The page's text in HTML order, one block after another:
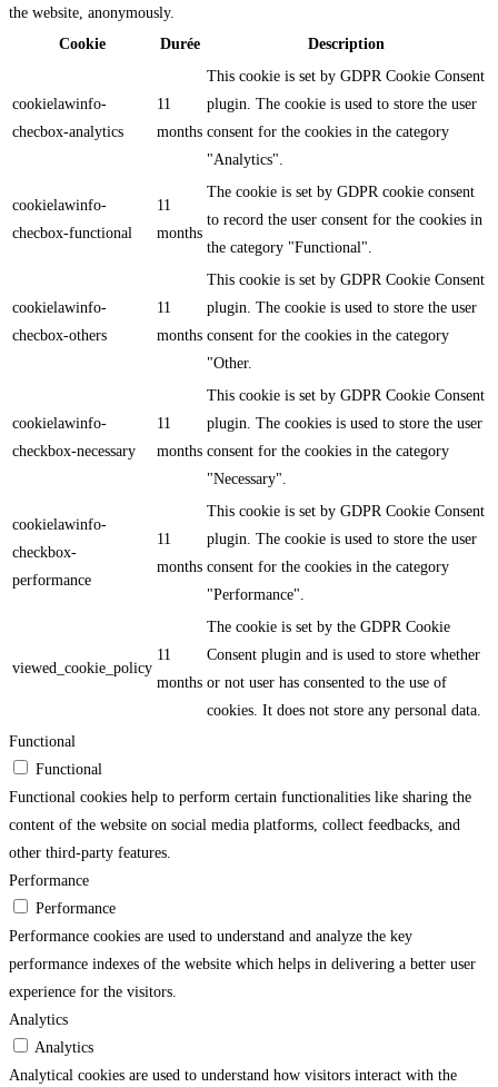
the website, anonymously.
Cookie
Durée Description
cookielawinfo-
checbox-analytics
11
months
This cookie is set by GDPR Cookie Consent
plugin. The cookie is used to store the user
consent for the cookies in the category
"Analytics".
cookielawinfo-
checbox-functional
11
months
The cookie is set by GDPR cookie consent
to record the user consent for the cookies in
the category "Functional".
cookielawinfo-
checbox-others
11
months
This cookie is set by GDPR Cookie Consent
plugin. The cookie is used to store the user
consent for the cookies in the category
"Other.
cookielawinfo-
checkbox-necessary
11
months
This cookie is set by GDPR Cookie Consent
plugin. The cookies is used to store the user
consent for the cookies in the category
"Necessary".
cookielawinfo-
checkbox-
performance
11
months
This cookie is set by GDPR Cookie Consent
plugin. The cookie is used to store the user
consent for the cookies in the category
"Performance".
viewed_cookie_policy
11
months
The cookie is set by the GDPR Cookie
Consent plugin and is used to store whether
or not user has consented to the use of
cookies. It does not store any personal data.
Functional
Functional
Functional cookies help to perform certain functionalities like sharing the
content of the website on social media platforms, collect feedbacks, and
other third-party features.
Performance
Performance
Performance cookies are used to understand and analyze the key
performance indexes of the website which helps in delivering a better user
experience for the visitors.
Analytics
Analytics
Analytical cookies are used to understand how visitors interact with the